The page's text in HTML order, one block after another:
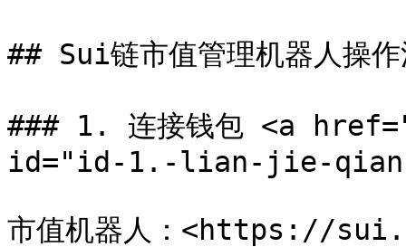
## Sui链市值管理机器人操作
### 1. 连接钱包 <a
id="id-1.-lian-jie-qian-
市值机器人：<https://